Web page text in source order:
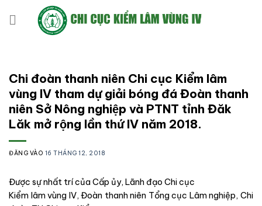
qua
Chi đoàn thanh niên Chi cục Kiểm lâm
vùng IV tham dự giải bóng đá Đoàn thanh
niên Sở Nông nghiệp và PTNT tỉnh Đăk
Lăk mở rộng lần thứ IV năm 2018.
ĐĂNG VÀO 16 THÁNG 12, 2018
Được sự nhất trí của Cấp ủy, Lãnh đạo Chi cục
Kiểm lâm vùng IV, Đoàn thanh niên Tổng cục Lâm nghiệp, Chi